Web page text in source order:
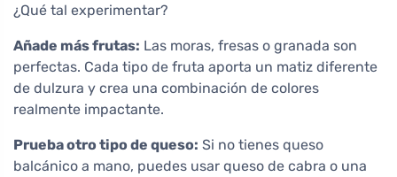
¿Qué tal experimentar?
Añade más frutas: Las moras, fresas o granada son
perfectas. Cada tipo de fruta aporta un matiz diferente
de dulzura y crea una combinación de colores
realmente impactante.
Prueba otro tipo de queso: Si no tienes queso
balcánico a mano, puedes usar queso de cabra o una